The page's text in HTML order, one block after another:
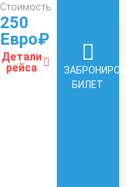
Стоимость:
250
Евро₽
Детали
рейса
БИЛЕТ